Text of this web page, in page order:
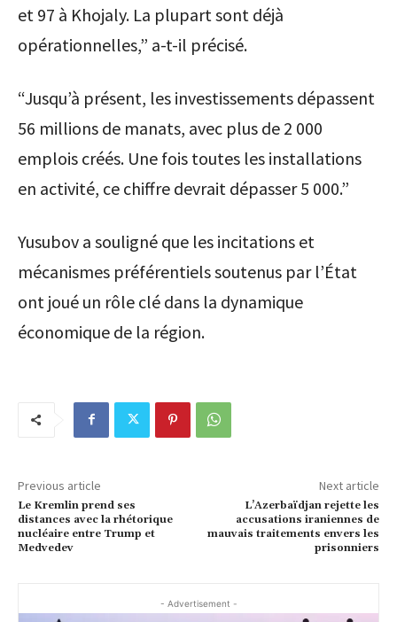
et 97 à Khojaly. La plupart sont déjà
opérationnelles,” a-t-il précisé.
“Jusqu’à présent, les investissements dépassent
56 millions de manats, avec plus de 2 000
emplois créés. Une fois toutes les installations
en activité, ce chiffre devrait dépasser 5 000.”
Yusubov a souligné que les incitations et
mécanismes préférentiels soutenus par l’État
ont joué un rôle clé dans la dynamique
économique de la région.
Previous article
Le Kremlin prend ses
distances avec la rhétorique
nucléaire entre Trump et
Medvedev
Next article
L’Azerbaïdjan rejette les
accusations iraniennes de
mauvais traitements envers les
prisonniers
- Advertisement -